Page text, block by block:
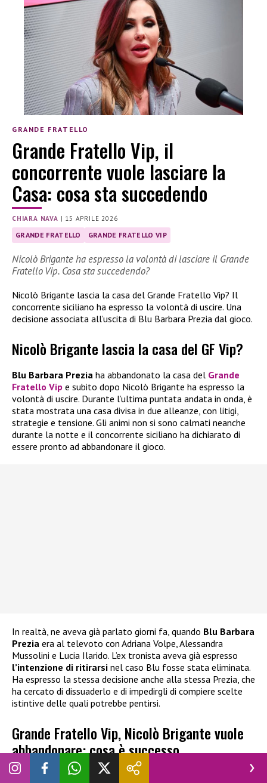
GRANDE FRATELLO
Grande Fratello Vip, il
concorrente vuole lasciare la
Casa: cosa sta succedendo
CHIARA NAVA | 15 APRILE 2026
GRANDE FRATELLO GRANDE FRATELLO VIP
Nicolò Brigante ha espresso la volontà di lasciare il Grande
Fratello Vip. Cosa sta succedendo?
Nicolò Brigante lascia la casa del Grande Fratello Vip? Il
concorrente siciliano ha espresso la volontà di uscire. Una
decisione associata all’uscita di Blu Barbara Prezia dal gioco.
Nicolò Brigante lascia la casa del GF Vip?
Blu Barbara Prezia ha abbandonato la casa del Grande
Fratello Vip e subito dopo Nicolò Brigante ha espresso la
volontà di uscire. Durante l’ultima puntata andata in onda, è
stata mostrata una casa divisa in due alleanze, con litigi,
strategie e tensione. Gli animi non si sono calmati neanche
durante la notte e il concorrente siciliano ha dichiarato di
essere pronto ad abbandonare il gioco.
In realtà, ne aveva già parlato giorni fa, quando Blu Barbara
Prezia era al televoto con Adriana Volpe, Alessandra
Mussolini e Lucia Ilarido. L’ex tronista aveva già espresso
l’intenzione di ritirarsi nel caso Blu fosse stata eliminata.
Ha espresso la stessa decisione anche alla stessa Prezia, che
ha cercato di dissuaderlo e di impedirgli di compiere scelte
istintive delle quali potrebbe pentirsi.
Grande Fratello Vip, Nicolò Brigante vuole
abbandonare: cosa è successo